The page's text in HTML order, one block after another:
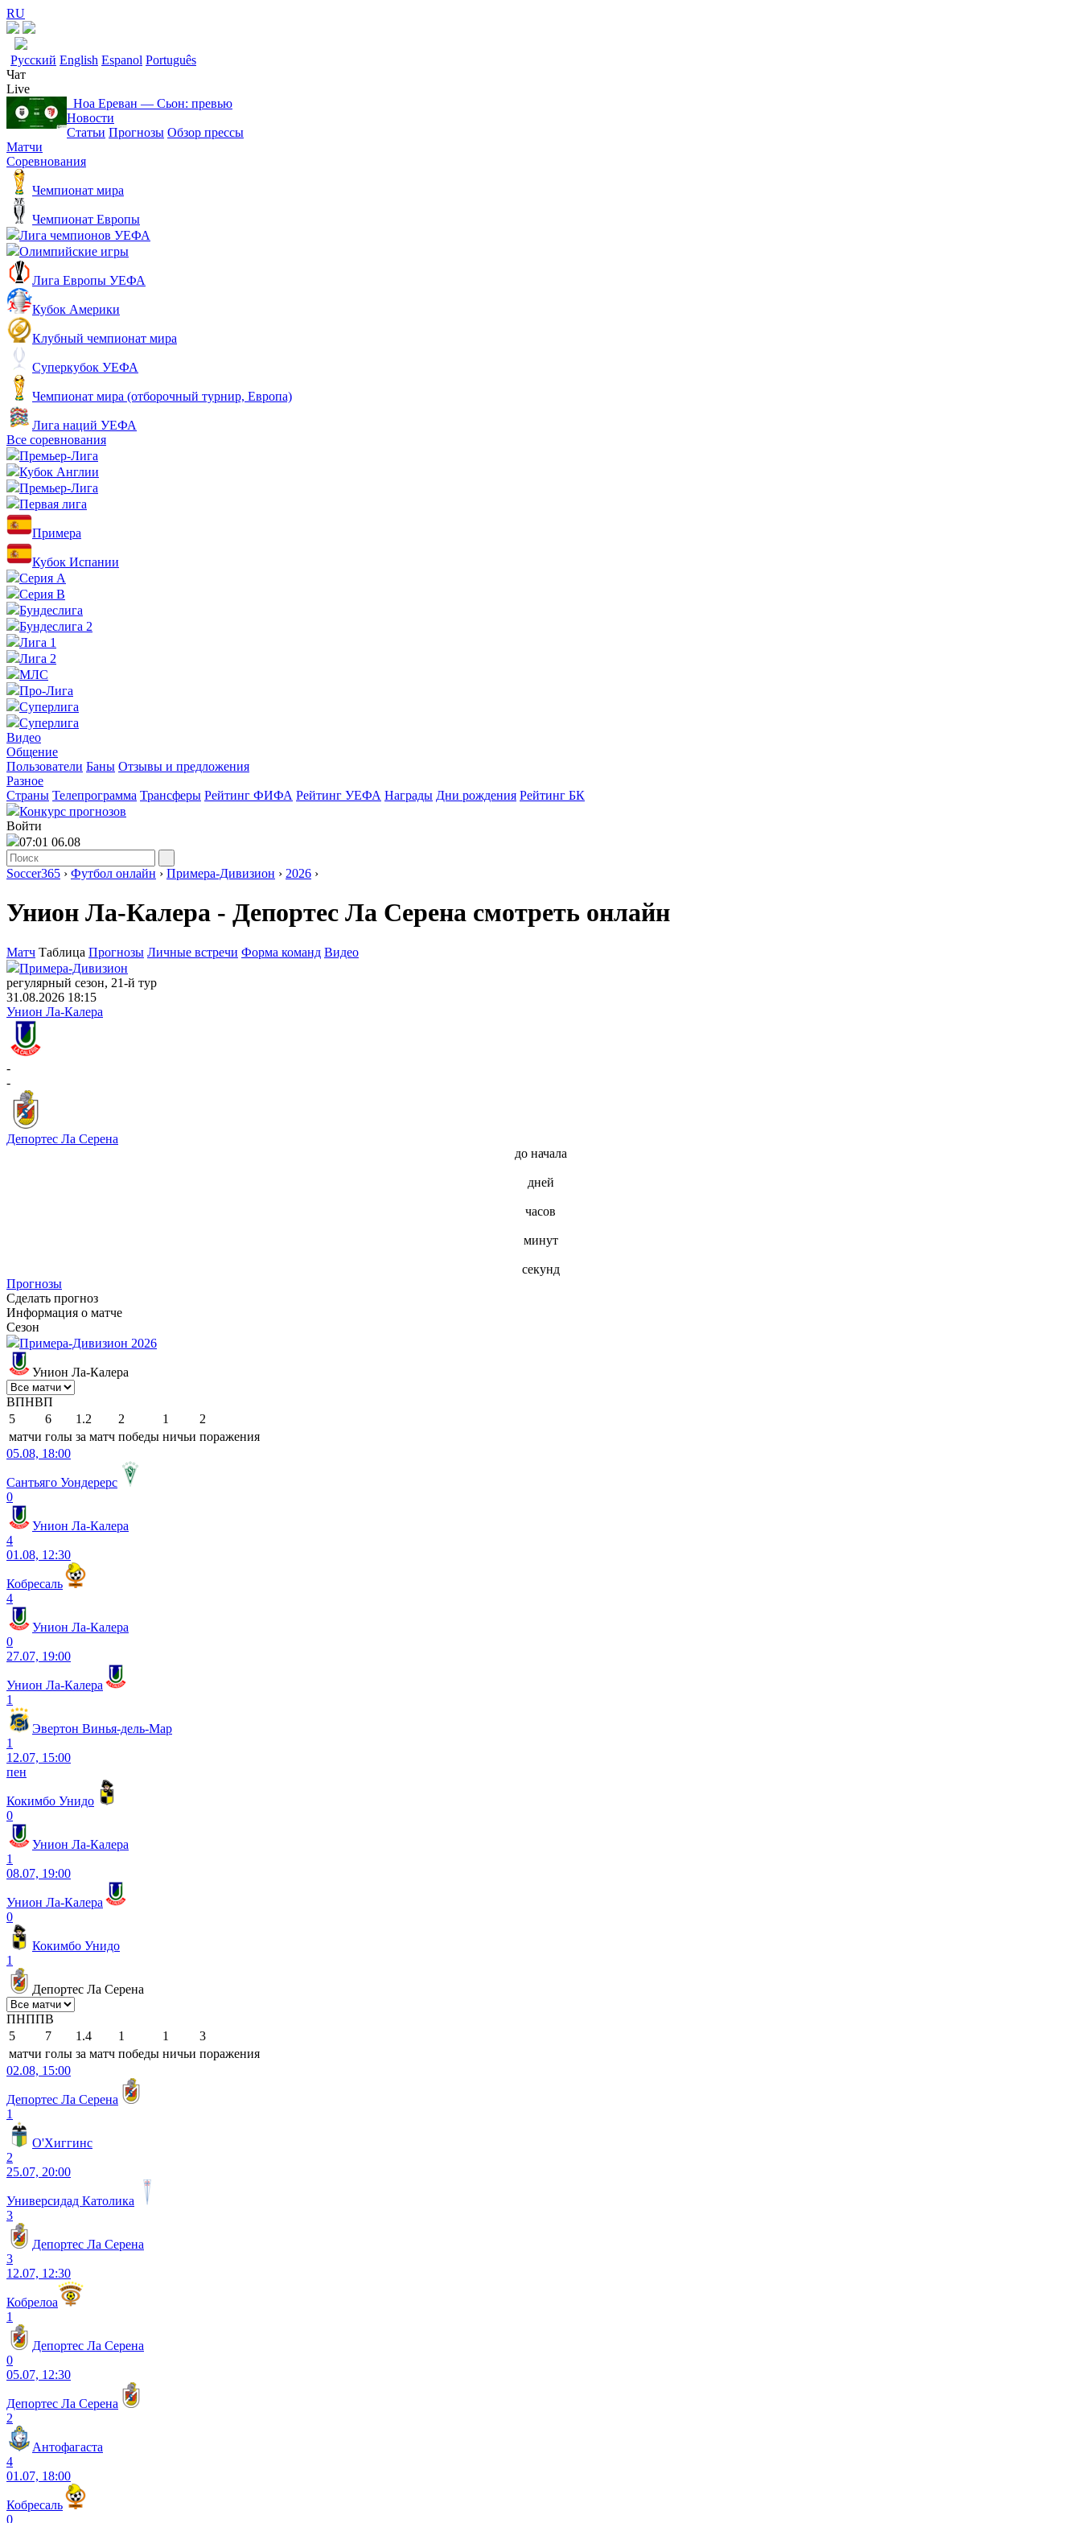
RU
Русский English Espanol Português
Чат
Live
Ноа Ереван ― Сьон: превью
Новости
Статьи Прогнозы Обзор прессы
Матчи
Соревнования
Чемпионат мира
Чемпионат Европы
Лига чемпионов УЕФА
Олимпийские игры
Лига Европы УЕФА
Кубок Америки
Клубный чемпионат мира
Суперкубок УЕФА
Чемпионат мира (отборочный турнир, Европа)
Лига наций УЕФА
Все соревнования
Премьер-Лига
Кубок Англии
Премьер-Лига
Первая лига
Примера
Кубок Испании
Серия А
Серия B
Бундеслига
Бундеслига 2
Лига 1
Лига 2
МЛС
Про-Лига
Суперлига
Суперлига
Видео
Общение
Пользователи Баны Отзывы и предложения
Разное
Страны Телепрограмма Трансферы Рейтинг ФИФА Рейтинг УЕФА Награды Дни рождения Рейтинг БК
Конкурс прогнозов
Войти
07:01 06.08
Soccer365 › Футбол онлайн › Примера-Дивизион › 2026 ›
Унион Ла-Калера - Депортес Ла Серена смотреть онлайн
Матч Таблица Прогнозы Личные встречи Форма команд Видео
Примера-Дивизион
регулярный сезон, 21-й тур
31.08.2026 18:15
Унион Ла-Калера
-
-
Депортес Ла Серена
до начала
дней
часов
минут
секунд
Прогнозы
Сделать прогноз
Информация о матче
Сезон
Примера-Дивизион 2026
Унион Ла-Калера
ВПНВП
5
6 1.2 2 1
2
матчи голы за матч победы ничьи поражения
05.08, 18:00
Сантьяго Уондерерс
0
Унион Ла-Калера
4
01.08, 12:30
Кобресаль
4
Унион Ла-Калера
0
27.07, 19:00
Унион Ла-Калера
1
Эвертон Винья-дель-Мар
1
12.07, 15:00
пен
Кокимбо Унидо
0
Унион Ла-Калера
1
08.07, 19:00
Унион Ла-Калера
0
Кокимбо Унидо
1
Депортес Ла Серена
ПНППВ
5
7 1.4 1 1
3
матчи голы за матч победы ничьи поражения
02.08, 15:00
Депортес Ла Серена
1
О'Хиггинс
2
25.07, 20:00
Универсидад Католика
3
Депортес Ла Серена
3
12.07, 12:30
Кобрелоа
1
Депортес Ла Серена
0
05.07, 12:30
Депортес Ла Серена
2
Антофагаста
4
01.07, 18:00
Кобресаль
0